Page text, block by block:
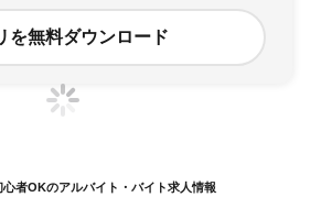
を無料ダウンロード
者OKのアルバイト・バイト求人情報